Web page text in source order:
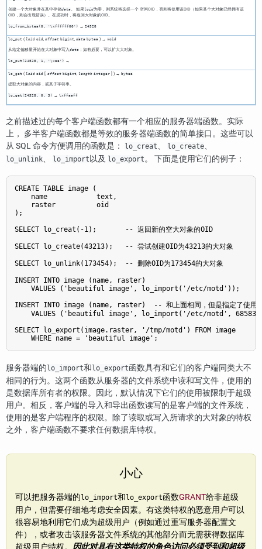
创建一个大对象并在其中存储data 。 如果loid为零，则系统将选择一个 空闲OID，否则将使用该OID（如果某个大对象已经拥有该
OID，则会出现错误）。在成功时，将返回大对象的OID。
lo_from_bytea(0, '\xffffff00') → 24528
lo_put ( loid oid offset bigint data bytea ) → void
从给定偏移量开始在大对象中写入data ；如有必要，可以扩大大对象。
lo_put(24528, 1, '\xaa') →
lo_get ( loid oid [, offset bigint length integer ] ) → bytea
提取大对象的内容，或其子字符串。
lo_get(24528, 0, 3) → \xffaaff
之前描述过的每个客户端函数都有一个相应的服务器端函数。实际
上， 多半客户端函数都是等效的服务器端函数的简单接口。这些可以
从 SQL 命令方便调用的函数是：
lo_creat、 lo_create、
lo_unlink、 lo_import 以及 lo_export。 下面是使用它们的例子：
CREATE TABLE image (
    name            text,
    raster          oid
);
SELECT lo_creat(-1);       -- 返回新的空大对象的OID
SELECT lo_create(43213);   -- 尝试创建OID为43213的大对象
SELECT lo_unlink(173454);  -- 删除OID为173454的大对象
INSERT INTO image (name, raster)
    VALUES ('beautiful image', lo_import('/etc/motd'));
INSERT INTO image (name, raster)  -- 和上面相同，但是指定了使用
VALUES ('beautiful image', lo_import('/etc/motd',
SELECT lo_export(image.raster, '/tmp/motd') FROM image
服务器端的lo_import和lo_export函数具有和它们的客户端同类大不
相同的行为。这两个函数从服务器的文件系统中读和写文件，使用的
是数据库所有者的权限。因此，默认情况下它们的使用被限制于超级
用户。相反，客户端的导入和导出函数读写的是客户端的文件系统，
使用的是客户端程序的权限。除了读取或写入所请求的大对象的特权
之外，客户端函数不要求任何数据库特权。
小心
可以把服务器端的 lo_import和 lo_export函数GRANT给非超级
用户，但需要仔细地考虑安全因素。有这类特权的恶意用户可以
很容易地利用它们成为超级用户（例如通过重写服务器配置文
件），或者攻击该服务器文件系统的其他部分而无需获得数据库